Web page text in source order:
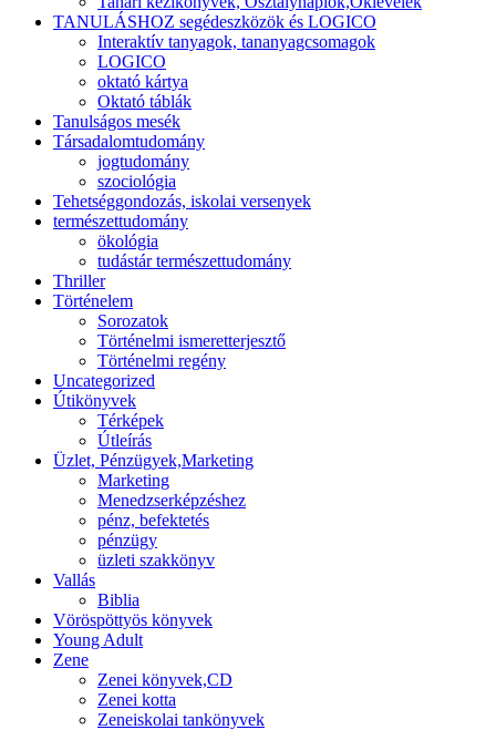
TANULÁSHOZ segédeszközök és LOGICO
Interaktív tanyagok, tananyagcsomagok
LOGICO
oktató kártya
Oktató táblák
Tanulságos mesék
Társadalomtudomány
jogtudomány
szociológia
Tehetséggondozás, iskolai versenyek
természettudomány
ökológia
tudástár természettudomány
Thriller
Történelem
Sorozatok
Történelmi ismeretterjesztő
Történelmi regény
Uncategorized
Útikönyvek
Térképek
Útleírás
Üzlet, Pénzügyek,Marketing
Marketing
Menedzserképzéshez
pénz, befektetés
pénzügy
üzleti szakkönyv
Vallás
Biblia
Vöröspöttyös könyvek
Young Adult
Zene
Zenei könyvek,CD
Zenei kotta
Zeneiskolai tankönyvek